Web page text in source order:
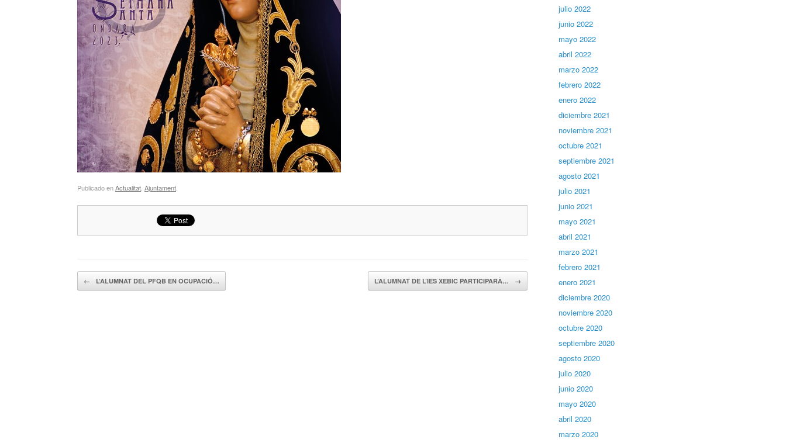
Publicado enActualitat Ajuntament
Navegador de artículos
← L’ALUMNAT DEL PFQB EN OCUPACIÓ… L’ALUMNAT DE L’IES XEBIC PARTICIPARÀ… →
julio 2022
junio 2022
mayo 2022
abril 2022
marzo 2022
febrero 2022
enero 2022
diciembre 2021
noviembre 2021
octubre 2021
septiembre 2021
agosto 2021
julio 2021
junio 2021
mayo 2021
abril 2021
marzo 2021
febrero 2021
enero 2021
diciembre 2020
noviembre 2020
octubre 2020
septiembre 2020
agosto 2020
julio 2020
junio 2020
mayo 2020
abril 2020
marzo 2020